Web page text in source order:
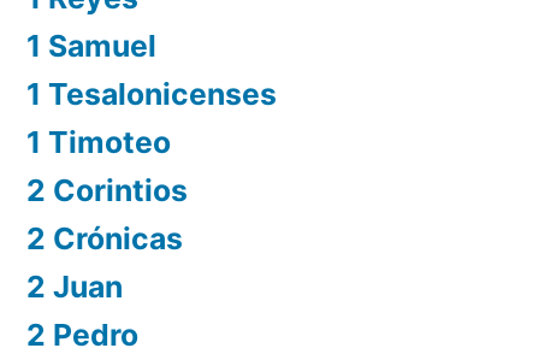
1 Samuel
1 Tesalonicenses
1 Timoteo
2 Corintios
2 Crónicas
2 Juan
2 Pedro